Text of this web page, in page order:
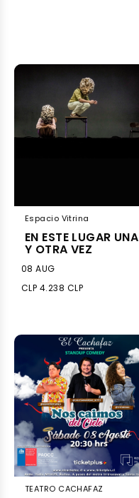
Espacio Vitrina
EN ESTE LUGAR UNA
Y OTRA VEZ
08 AUG
CLP 4.238 CLP
TEATRO CACHAFAZ